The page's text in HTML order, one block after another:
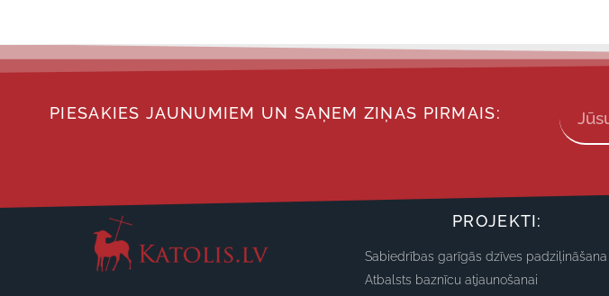
PIESAKIES JAUNUMIEM UN SAŅEM ZIŅAS PIRMAIS:
PROJEKTI:
Sabiedrības garīgās dzīves padziļināšana
Atbalsts baznīcu atjaunošanai